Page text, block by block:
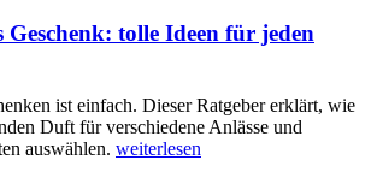
Geschenk: tolle Ideen für jeden
ist einfach. Dieser Ratgeber erklärt, wie
Duft für verschiedene Anlässe und
auswählen. weiterlesen